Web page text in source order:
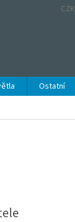
CZK
Ostatní